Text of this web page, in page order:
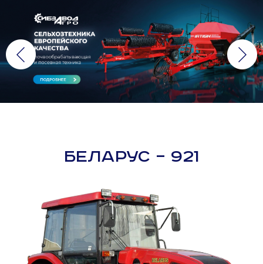
БЕЛАРУС – 921